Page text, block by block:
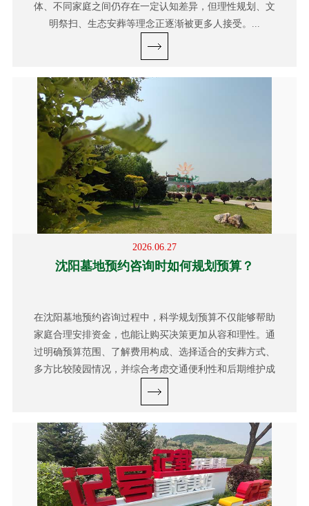
体、不同家庭之间仍存在一定认知差异，但理性规划、文
明祭扫、生态安葬等理念正逐渐被更多人接受。...
2026.06.27
沈阳墓地预约咨询时如何规划预算？
在沈阳墓地预约咨询过程中，科学规划预算不仅能够帮助
家庭合理安排资金，也能让购买决策更加从容和理性。通
过明确预算范围、了解费用构成、选择适合的安葬方式、
多方比较陵园情况，并综合考虑交通便利性和后期维护成